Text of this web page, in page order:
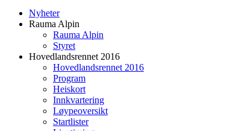
Nyheter
Rauma Alpin
Rauma Alpin
Styret
Hovedlandsrennet 2016
Hovedlandsrennet 2016
Program
Heiskort
Innkvartering
Løypeoversikt
Startlister